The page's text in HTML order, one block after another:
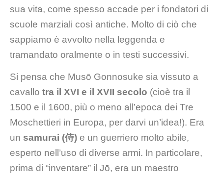
sua vita, come spesso accade per i fondatori di
scuole marziali così antiche. Molto di ciò che
sappiamo è avvolto nella leggenda e
tramandato oralmente o in testi successivi.
Si pensa che Musō Gonnosuke sia vissuto a
cavallo tra il XVI e il XVII secolo (cioè tra il
1500 e il 1600, più o meno all’epoca dei Tre
Moschettieri in Europa, per darvi un’idea!). Era
un samurai (侍) e un guerriero molto abile,
esperto nell’uso di diverse armi. In particolare,
prima di “inventare” il Jō, era un maestro